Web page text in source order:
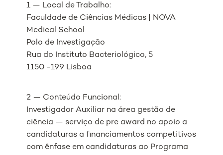
1 — Local de Trabalho:
Faculdade de Ciências Médicas | NOVA
Medical School
Polo de Investigação
Rua do Instituto Bacteriológico, 5
1150 -199 Lisboa
2 — Conteúdo Funcional:
Investigador Auxiliar na área gestão de
ciência — serviço de pre award no apoio a
candidaturas a financiamentos competitivos
com ênfase em candidaturas ao Programa